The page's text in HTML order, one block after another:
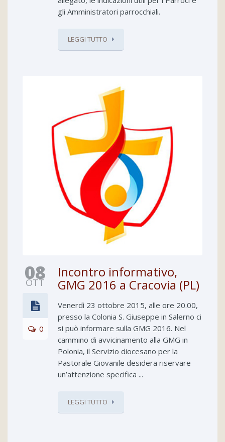
gli Amministratori parrocchiali.
LEGGI TUTTO
08
OTT
0
Incontro informativo,
GMG 2016 a Cracovia (PL)
Venerdì 23 ottobre 2015, alle ore 20.00,
presso la Colonia S. Giuseppe in Salerno ci
si può informare sulla GMG 2016. Nel
cammino di avvicinamento alla GMG in
Polonia, il Servizio diocesano per la
Pastorale Giovanile desidera riservare
un’attenzione specifica ...
LEGGI TUTTO